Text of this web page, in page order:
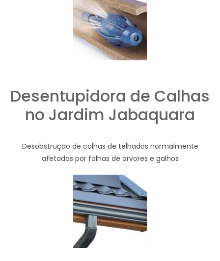
Desentupidora de Calhas
no Jardim Jabaquara
Desobstrução de calhas de telhados normalmente
afetadas por folhas de arvores e galhos